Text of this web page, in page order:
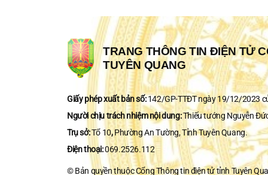
TAI
TRANG THÔNG TIN ĐIỆN TỬ
TUYÊN QUANG
Giấy phép xuất bản số:142/GP-TTĐT ngày 19/12/2023
Người chịu trách nhiệm nội dung:Thiếu tướng Nguyễn
Trụ sở:Tổ 10,Phường An Tường, Tỉnh Tuyên Quang.
Điện thoại:069.2526.112
© Bản quyền thuộc Cổng Thông tin điện tử tỉnh Tuyên